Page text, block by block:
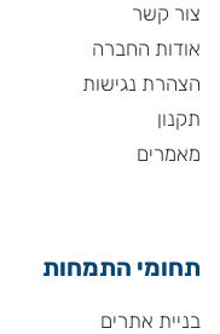
צור קשר
אודות החברה
הצהרת נגישות
תקנון
מאמרים
תחומי התמחות
בניית אתרים